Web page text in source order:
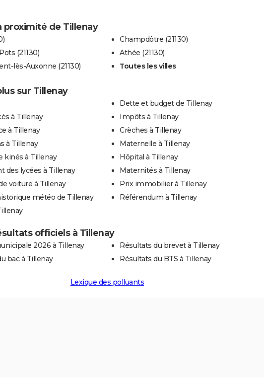
proximité de Tillenay
(21130)
lès-Auxonne (21130)
Champdôtre (21130)
Athée (21130)
Toutes les villes
sur Tillenay
à Tillenay
à Tillenay
à Tillenay
kinés à Tillenay
des lycées à Tillenay
voiture à Tillenay
météo de Tillenay
Dette et budget de Tillenay
Impôts à Tillenay
Crèches à Tillenay
Maternelle à Tillenay
Hôpital à Tillenay
Maternités à Tillenay
Prix immobilier à Tillenay
Référendum à Tillenay
officiels à Tillenay
2026 à Tillenay
bac à Tillenay
Résultats du brevet à Tillenay
Résultats du BTS à Tillenay
Lexique des polluants